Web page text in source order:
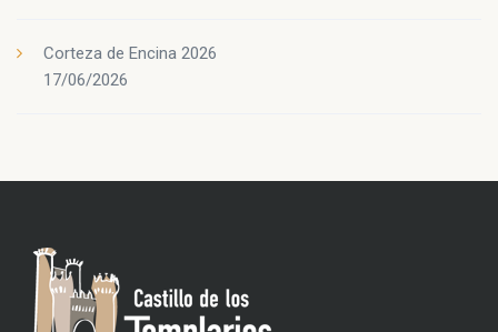
Corteza de Encina 2026
17/06/2026